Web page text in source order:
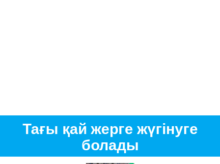
Тағы қай жерге жүгінуге
болады